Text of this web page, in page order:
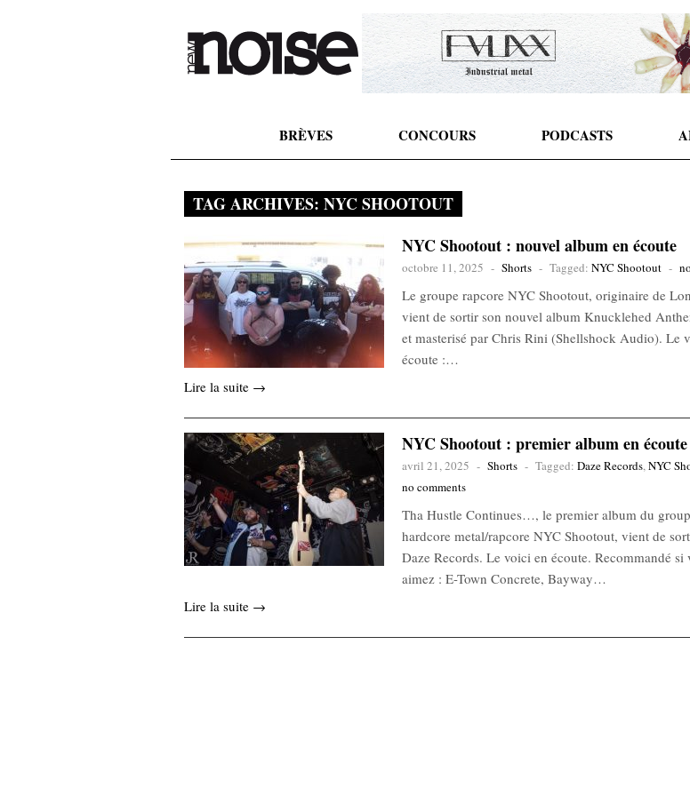
BRÈVES CONCOURS PODCASTS
TAG ARCHIVES: NYC SHOOTOUT
NYC Shootout : nouvel album en écoute
octobre 11, 2025 - Shorts - Tagged: NYC Shootout -
Le groupe rapcore NYC Shootout, originaire de
vient de sortir son nouvel album Knucklehed
et masterisé par Chris Rini (Shellshock Audio). Le
écoute :…
Lire la suite →
NYC Shootout : premier album en écoute
avril 21, 2025 - Shorts - Tagged: Daze Records,NYC
no comments
Tha Hustle Continues…, le premier album du
hardcore metal/rapcore NYC Shootout, vient de
Daze Records. Le voici en écoute. Recommandé si
aimez : E-Town Concrete, Bayway…
Lire la suite →